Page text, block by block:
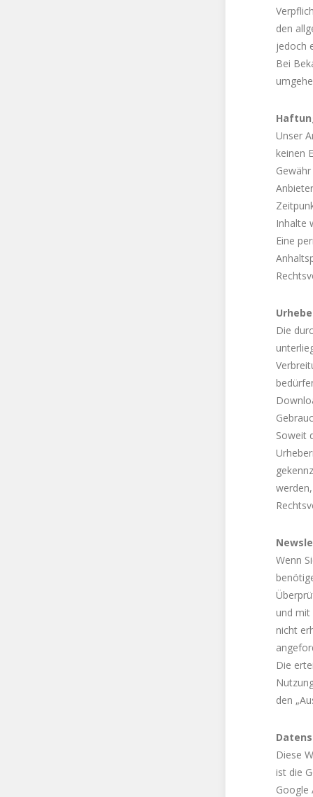
den
jedoch
Bei
Unser
keinen
Inhalte
Eine
Die
Soweit
Wenn
und mit
nicht
Die
den
Diese
ist die
Google